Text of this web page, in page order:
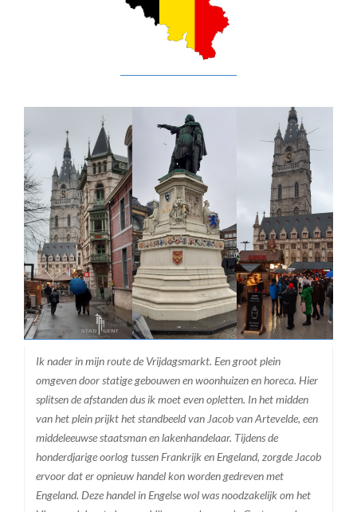
Ik nader in mijn route de Vrijdagsmarkt. Een groot plein
omgeven door statige gebouwen en woonhuizen en horeca. Hier
splitsen de afstanden dus ik moet even opletten. In het midden
van het plein prijkt het standbeeld van Jacob van Artevelde, een
middeleeuwse staatsman en lakenhandelaar. Tijdens de
honderdjarige oorlog tussen Frankrijk en Engeland, zorgde Jacob
ervoor dat er opnieuw handel kon worden gedreven met
Engeland. Deze handel in Engelse wol was noodzakelijk om het